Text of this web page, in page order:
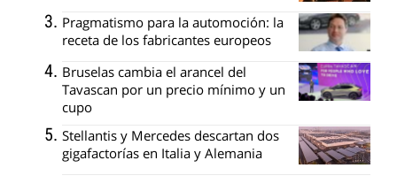
Pragmatismo para la automoción: la
receta de los fabricantes europeos
Bruselas cambia el arancel del
Tavascan por un precio mínimo y un
cupo
Stellantis y Mercedes descartan dos
gigafactorías en Italia y Alemania